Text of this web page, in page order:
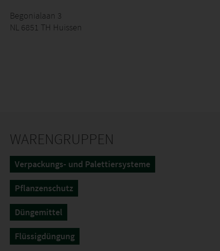
Begonialaan 3
NL 6851 TH Huissen
WARENGRUPPEN
Verpackungs- und Palettiersysteme
Pflanzenschutz
Düngemittel
Flüssigdüngung